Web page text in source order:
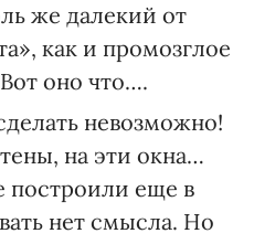
же далекий от
как и промозглое
оно что….
невозможно!
на эти окна…
построили еще в
нет смысла. Но